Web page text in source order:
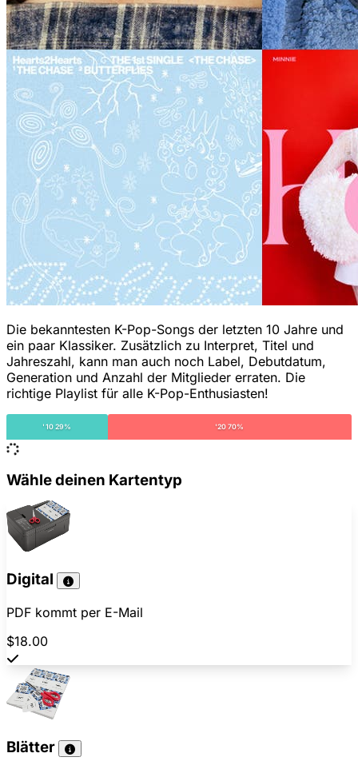
Die bekanntesten K-Pop-Songs der letzten 10 Jahre und
ein paar Klassiker. Zusätzlich zu Interpret, Titel und
Jahreszahl, kann man auch noch Label, Debutdatum,
Generation und Anzahl der Mitglieder erraten. Die
richtige Playlist für alle K-Pop-Enthusiasten!
'10 29% '20 70%
Wähle deinen Kartentyp
Digital
PDF kommt per E-Mail
$18.00
Blätter